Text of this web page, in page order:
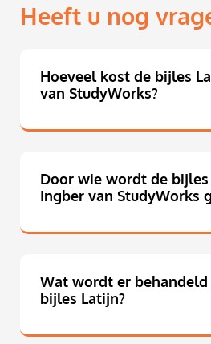
Heeft u nog
Hoeveel kost de bijles
van StudyWorks?
Door wie wordt de
Ingber van StudyWorks
Wat wordt er
bijles Latijn?